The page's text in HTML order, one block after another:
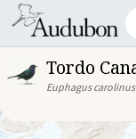
Tordo
Euphagus carolinus